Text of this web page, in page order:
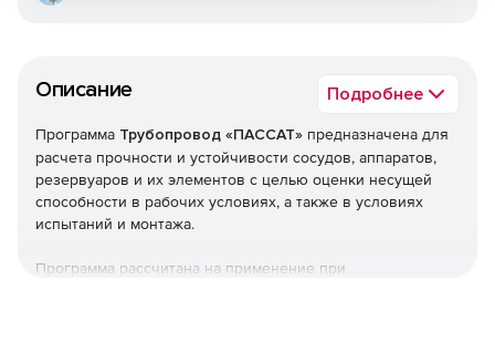
Описание Подробнее
Программа Трубопровод «ПАССАТ» предназначена для
расчета прочности и устойчивости сосудов, аппаратов,
резервуаров и их элементов с целью оценки несущей
способности в рабочих условиях, а также в условиях
испытаний и монтажа.
Программа рассчитана на применение при